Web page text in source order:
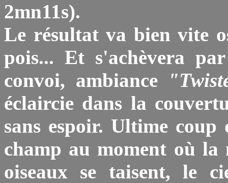
2mn11s).
Le résultat va bien vite
pois... Et s'achèvera
convoi, ambiance
éclaircie dans la
sans espoir. Ultime
champ au moment où la
oiseaux se taisent, le